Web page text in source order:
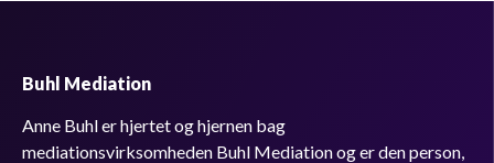
Buhl Mediation
Anne Buhl er hjertet og hjernen bag
mediationsvirksomheden Buhl Mediation og er den person,